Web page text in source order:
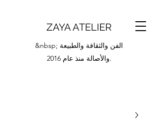
ZAYA ATELIER
&nbsp; الفن والثقافة والطبيعة
والأصالة منذ عام 2016.